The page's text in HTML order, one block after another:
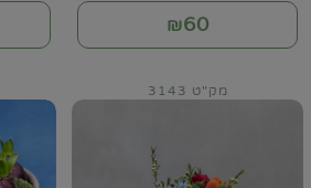
₪60
מק"ט 3143